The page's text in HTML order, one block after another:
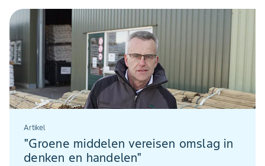
spuitschema’s in het appelras Kanzi. Na twee
testjaren noemt Tijssen de resultaten
bemoedigend.
Artikel
"Groene middelen vereisen omslag in
denken en handelen"